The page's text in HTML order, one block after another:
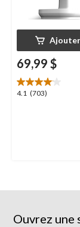
Ajouter
69,99 $
4.1 (703)
4.1
Ouvrez une